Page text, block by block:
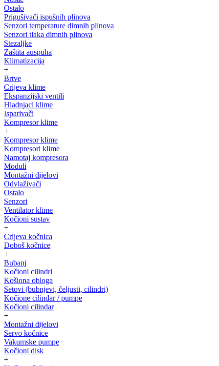
Ostalo
Prigušivači ispušnih plinova
Senzori temperature dimnih plinova
Senzori tlaka dimnih plinova
Stezaljke
Zaštita auspuha
Klimatizacija
+
Brtve
Crijeva klime
Ekspanzijski ventili
Hladnjaci klime
Isparivači
Kompresor klime
+
Kompresor klime
Kompresori klime
Namotaj kompresora
Moduli
Montažni dijelovi
Odvlaživači
Ostalo
Senzori
Ventilator klime
Kočioni sustav
+
Crijeva kočnica
Doboš kočnice
+
Bubanj
Kočioni cilindri
Košiona obloga
Setovi (bubnjevi, čeljusti, cilindri)
Kočione cilindar / pumpe
Kočioni cilindar
+
Montažni dijelovi
Servo kočnice
Vakumske pumpe
Kočioni disk
+